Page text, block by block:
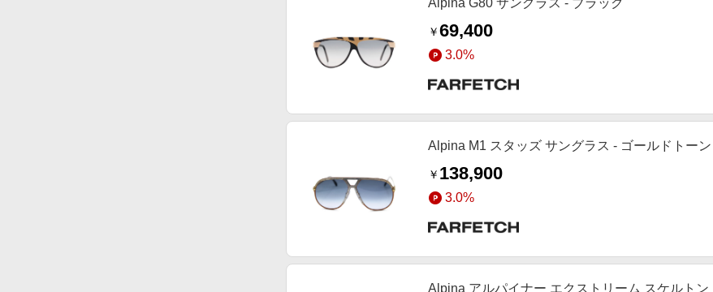
￥69,400
3.0%
Alpina M1 スタッズ サングラス - ゴールドトーン
￥ 138,900
3.0%
Alpina アルパイナー エクストリーム スケルト